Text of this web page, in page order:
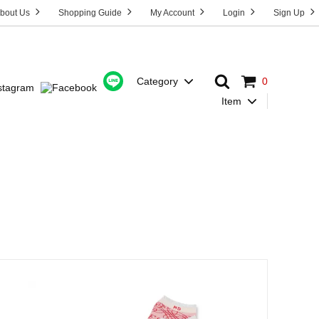
Sign Up
Login
My Account
Shopping Guide
Us
0
Category
Item